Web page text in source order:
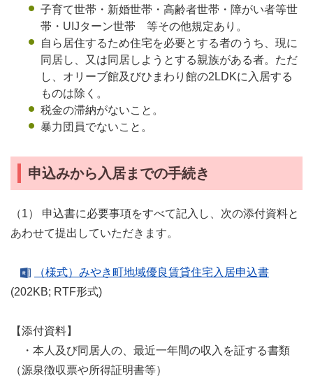
子育て世帯・新婚世帯・高齢者世帯・障がい者等世
帯・UIJターン世帯 等その他規定あり。
自ら居住するため住宅を必要とする者のうち、現に
同居し、又は同居しようとする親族がある者。ただ
し、オリーブ館及びひまわり館の2LDKに入居する
ものは除く。
税金の滞納がないこと。
暴力団員でないこと。
申込みから入居までの手続き
（1） 申込書に必要事項をすべて記入し、次の添付資料と
あわせて提出していただきます。
（様式）みやき町地域優良賃貸住宅入居申込書
(202KB; RTF形式)
【添付資料】
・本人及び同居人の、最近一年間の収入を証する書類
（源泉徴収票や所得証明書等）